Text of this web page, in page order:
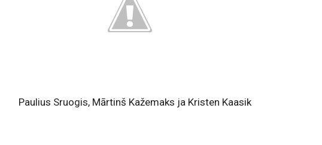
Mārtinš Kažemaks ja Kristen Kaasik